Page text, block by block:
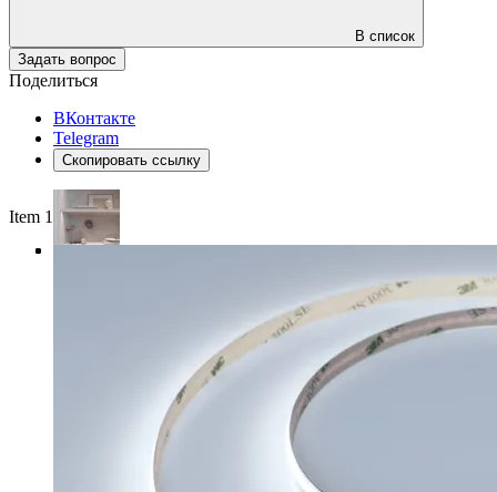
В список
Задать вопрос
Поделиться
ВКонтакте
Telegram
Скопировать ссылку
Item 1 of 4